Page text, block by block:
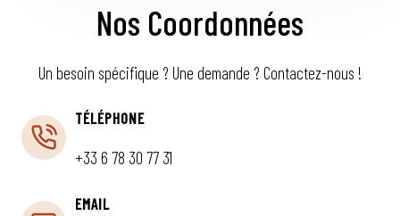
Nos Coordonnées
Un besoin spécifique ? Une demande ? Contactez-nous !
TÉLÉPHONE
+33 6 78 30 77 31
EMAIL